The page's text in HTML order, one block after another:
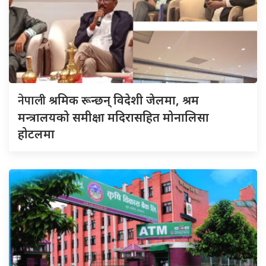
नेपालीश्रमिक रून्छन् विदेशी जेलमा, श्रम
मन्त्रालयको समीक्षा मदिरासहित मोनालिसा
होटलमा